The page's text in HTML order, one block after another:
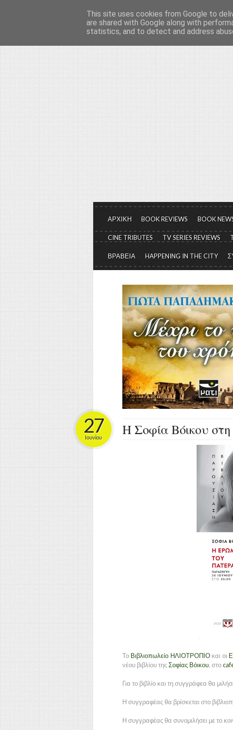
Το μεγαλείο των
Είμαστε πάντα εδώ για να μιλάμε για
ΑΡΧΙΚΗ BOOK REVIEWS BOOK
CINE TRIBUTES TV SERIES REVIEWS
ΒΡΑΒΕΙΑ HAPPENING IN THE CITY
Η Σοφία Βόικου
27
Ιουνίου
Το Βιβλιοπωλείο ΗΛΙΟΤΡΟΠΙΟκαι οι
νέου βιβλίου τηςΣοφίας Βόικου, στο
Για το βιβλίο και τη συγγράφεα θα
Η συγγραφέας θα βρίσκεται στο
Η συγγραφέας θα συνομιλήσει με το
This site uses cookies from Google to
are shared with Google along with
statistics, and to detect and address